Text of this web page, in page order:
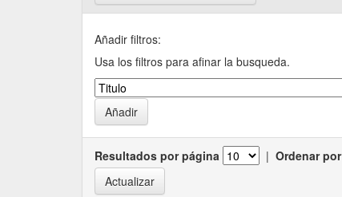
Añadir filtros:
Usa los filtros para afinar la busqueda.
Resultados por página | Ordenar por